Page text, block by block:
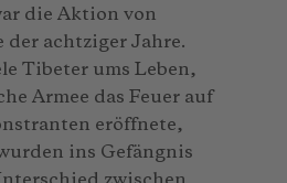
die Aktion von
der achtziger Jahre.
Tibeter ums Leben,
Armee das Feuer auf
eröffnete,
ins Gefängnis